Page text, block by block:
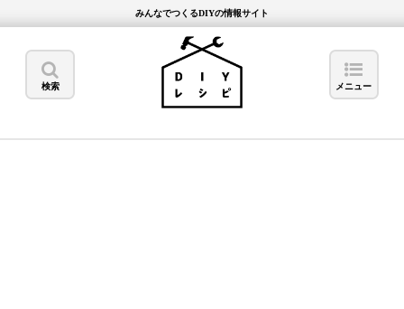
みんなでつくるDIYの情報サイト
検索 メニュー